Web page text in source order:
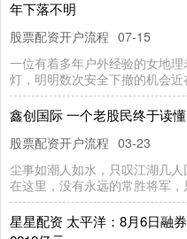
线上股票配资平台查询
当地时间8月5日，意大利副总
电话，重点讨论霍尔木兹海峡
涨配资 谷爱凌、苏翊鸣2026/
线上股票配资平台查询 07-08
近期，国际雪联官方正式公布
园与U型场地世界杯完整赛历。
非常谋略 港股通创新药ETF
型开放式指数证券投资基金